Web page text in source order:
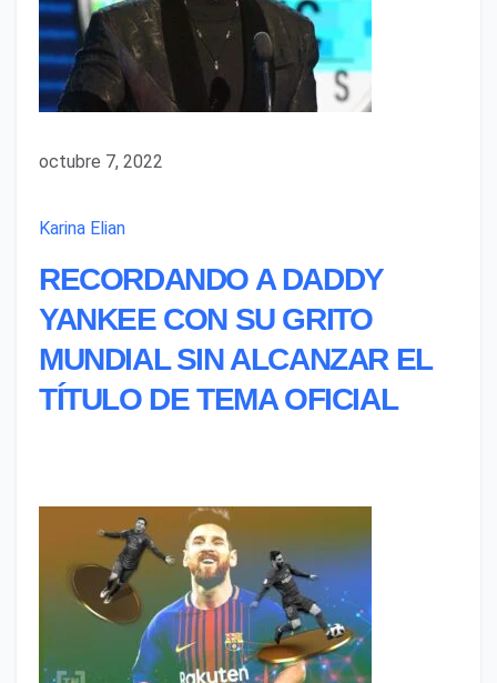
octubre 7, 2022
Karina Elian
RECORDANDO A DADDY
YANKEE CON SU GRITO
MUNDIAL SIN ALCANZAR EL
TÍTULO DE TEMA OFICIAL